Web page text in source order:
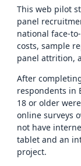
This web pilot
panel
national face-
costs, sample
panel attrition,
After
respondents in
18 or older
online surveys
not have
tablet and an
project.